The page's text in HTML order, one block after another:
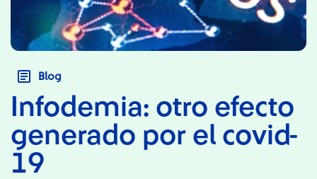
Blog
Infodemia: otro efecto
generado por el covid-
19